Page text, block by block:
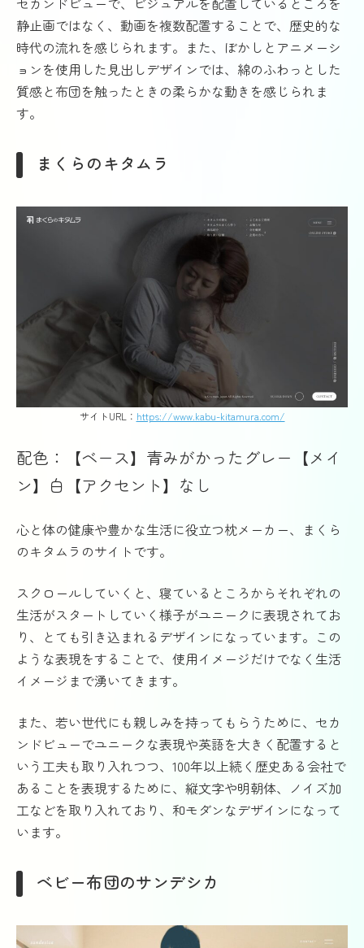
静止画ではなく、動画を複数配置することで、歴史的な
時代の流れを感じられます。また、ぼかしとアニメーシ
ョンを使用した見出しデザインでは、綿のふわっとした
質感と布団を触ったときの柔らかな動きを感じられま
す。
まくらのキタムラ
サイトURL： https://www.kabu-kitamura.com/
配色：【ベース】青みがかったグレー【メイ
ン】白【アクセント】なし
心と体の健康や豊かな生活に役立つ枕メーカー、まくら
のキタムラのサイトです。
スクロールしていくと、寝ているところからそれぞれの
生活がスタートしていく様子がユニークに表現されてお
り、とても引き込まれるデザインになっています。この
ような表現をすることで、使用イメージだけでなく生活
イメージまで湧いてきます。
また、若い世代にも親しみを持ってもらうために、セカ
ンドビューでユニークな表現や英語を大きく配置すると
いう工夫も取り入れつつ、100年以上続く歴史ある会社で
あることを表現するために、縦文字や明朝体、ノイズ加
工などを取り入れており、和モダンなデザインになって
います。
ベビー布団のサンデシカ